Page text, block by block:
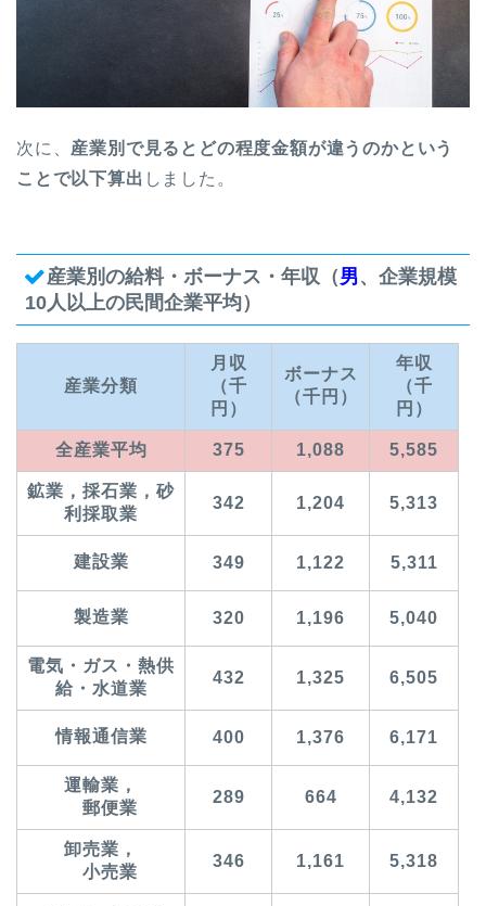
次に、 産業別 で見るとどの程度金額が違うのかという
ことで以下算出 しました。
産業別の給料・ボーナス・年収（男、企業規模
10人以上の民間企業平均）
産業分類
月収
（千
円）
ボーナス
（千円）
年収
（千
円）
全産業平均 375 1,088 5,585
鉱業，採石業，砂
利採取業
342 1,204 5,313
建設業 349 1,122 5,311
製造業 320 1,196 5,040
電気・ガス・熱供
給・水道業
432 1,325 6,505
情報通信業 400 1,376 6,171
運輸業，
郵便業
289 664 4,132
卸売業，
小売業
346 1,161 5,318